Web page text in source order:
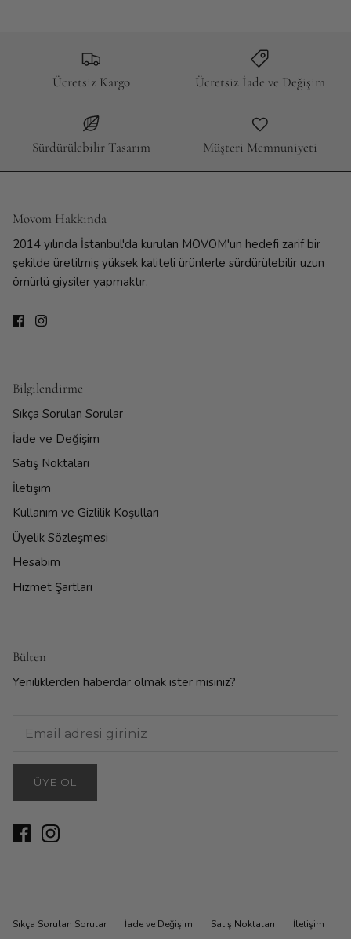
Ücretsiz Kargo Ücretsiz İade ve Değişim
Sürdürülebilir Tasarım Müşteri Memnuniyeti
Movom Hakkında
2014 yılında İstanbul'da kurulan MOVOM'un hedefi zarif bir
şekilde üretilmiş yüksek kaliteli ürünlerle sürdürülebilir uzun
ömürlü giysiler yapmaktır.
Bilgilendirme
Sıkça Sorulan Sorular
İade ve Değişim
Satış Noktaları
İletişim
Kullanım ve Gizlilik Koşulları
Üyelik Sözleşmesi
Hesabım
Hizmet Şartları
Bülten
Yeniliklerden haberdar olmak ister misiniz?
ÜYE OL
Sıkça Sorulan Sorular İade ve Değişim Satış Noktaları
İletişim